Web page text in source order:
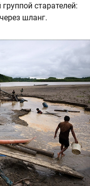
старателей:
шланг.